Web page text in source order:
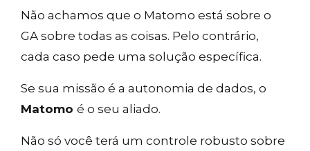
Não achamos que o Matomo está sobre o
GA sobre todas as coisas. Pelo contrário,
cada caso pede uma solução específica.
Se sua missão é a autonomia de dados, o
Matomo é o seu aliado.
Não só você terá um controle robusto sobre